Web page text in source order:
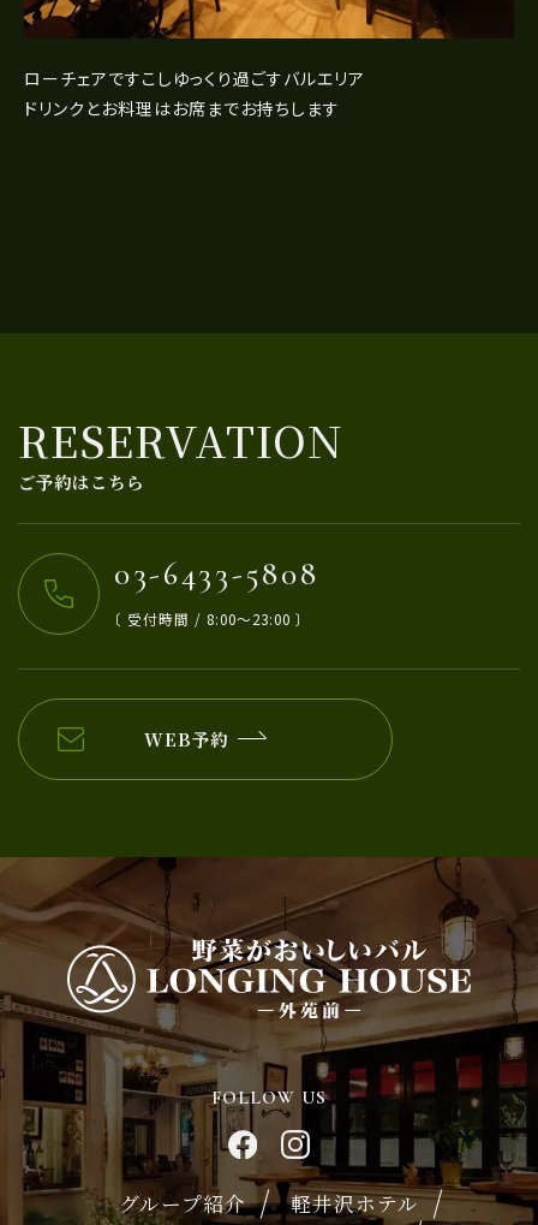
ローチェアですこしゆっくり過ごすバルエリア
ドリンクとお料理はお席までお持ちします
RESERVATION
ご予約はこちら
03-6433-5808
〔 受付時間 / 8:00〜23:00 〕
WEB予約
FOLLOW US
グループ紹介
軽井沢ホテル